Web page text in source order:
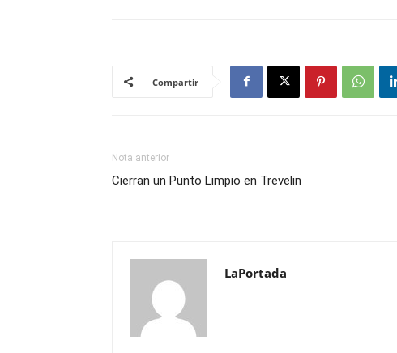
Compartir
Nota anterior
Cierran un Punto Limpio en Trevelin
LaPortada